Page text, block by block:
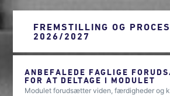
FREMSTILLING OG
2026/2027
ANBEFALEDE FAGLIGE
FOR AT DELTAGE I MODULET
Modulet forudsætter viden, færdigheder og